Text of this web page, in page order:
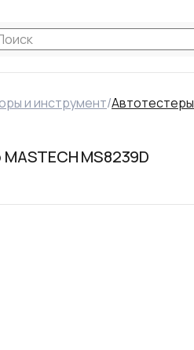
и инструмент/Автотестеры
MS8239D